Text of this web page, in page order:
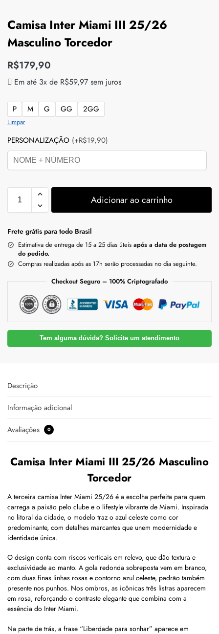
Camisa Inter Miami III 25/26
Masculino Torcedor
R$179,90
Em até 3x de R$59,97 sem juros
P M G GG 2GG
Limpar
PERSONALIZAÇÃO (+R$19,90)
Adicionar ao carrinho
Frete grátis para todo Brasil
Estimativa de entrega de 15 a 25 dias úteis após a data de postagem
do pedido.
Compras realizadas após as 17h serão processadas no dia seguinte.
Checkout Seguro – 100% Criptografado
Tem alguma dúvida? Solicite um atendimento
Descrição
Informação adicional
Avaliações 0
Camisa Inter Miami III 25/26 Masculino
Torcedor
A terceira camisa Inter Miami 25/26 é a escolha perfeita para quem
carrega a paixão pelo clube e o lifestyle vibrante de Miami. Inspirada
no litoral da cidade, o modelo traz o azul celeste como cor
predominante, com detalhes marcantes que unem modernidade e
identidade única.
O design conta com riscos verticais em relevo, que dão textura e
exclusividade ao manto. A gola redonda sobreposta vem em branco,
com duas finas linhas rosas e contorno azul celeste, padrão também
presente nos punhos. Nos ombros, as icônicas três listras aparecem
em rosa, reforçando o contraste elegante que combina com a
essência do Inter Miami.
Na parte de trás, a frase “Liberdade para sonhar” aparece em